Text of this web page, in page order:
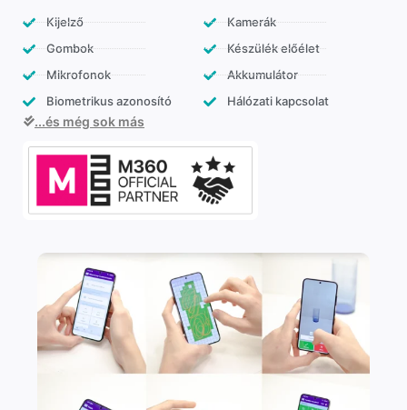
Kijelző
Gombok
Mikrofonok
Biometrikus azonosító
Kamerák
Készülék előélet
Akkumulátor
Hálózati kapcsolat
...és még sok más